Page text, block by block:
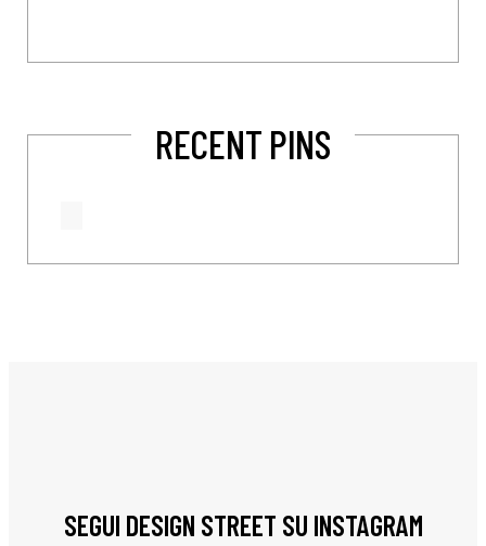
RECENT PINS
SEGUI DESIGN STREET SU INSTAGRAM